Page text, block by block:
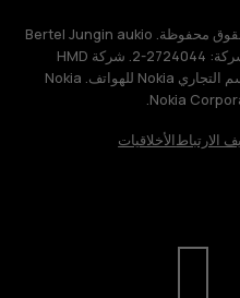
TM و © 2026 HMD Global. جميع الحقوق محفوظة. Bertel Jungin aukio
9, 02600 Espoo, Finland. مُعرِّف الشركة: 2724044-2. شركة HMD
Global Oy حاصلة على ترخيص من الاسم التجاري Nokia للهواتف. Nokia
الارتباطالأخلاقيات